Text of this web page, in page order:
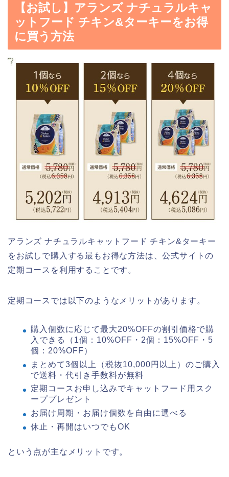
【お試し】アランズ ナチュラルキャ
ットフード チキン&ターキーをお得
に買う方法
アランズ ナチュラルキャットフード チキン&ターキー
をお試しで購入する最もお得な方法は、公式サイトの
定期コースを利用することです。
定期コースでは以下のようなメリットがあります。
購入個数に応じて最大20%OFFの割引価格で購
入できる（1個：10%OFF・2個：15%OFF・5
個：20%OFF）
まとめて3個以上（税抜10,000円以上）のご購入
で送料・代引き手数料が無料
定期コースお申し込みでキャットフード用スク
ーププレゼント
お届け周期・お届け個数を自由に選べる
休止・再開はいつでもOK
という点が主なメリットです。